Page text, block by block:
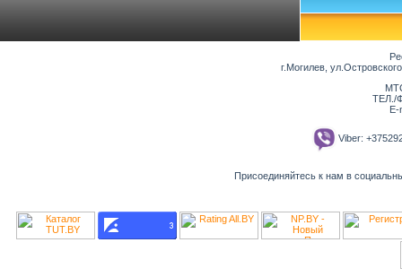
г.Могилев,
ТЕЛ./
E-
Viber:
Присоединяйтесь к нам в